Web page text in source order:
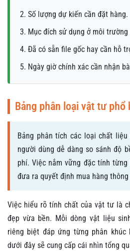
2. Số lượng dự kiến cần đặt hàng.
3. Mục đích sử dụng ở môi
4. Đã có sẵn file gốc hay cần hỗ
5. Ngày giờ chính xác cần nhận
Bảng phân loại vật tư
Bảng phân tích các loại chất
người dùng dễ dàng so sánh độ
phí. Việc nắm vững đặc tính
đưa ra quyết định mua hàng
Việc hiểu rõ tính chất của vật tư là
đẹp vừa bền. Mỗi dòng vật liệu
riêng biệt đáp ứng từng phân khúc
dưới đây sẽ cung cấp cái nhìn tổng